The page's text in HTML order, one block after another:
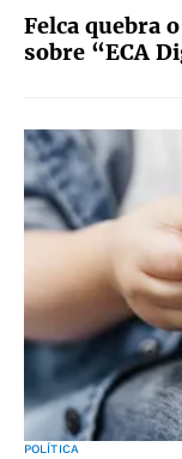
Felca quebra
sobre “ECA
POLÍTICA